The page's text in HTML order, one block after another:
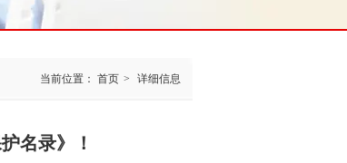
当前位置： 首页 > 详细信息
名录》！